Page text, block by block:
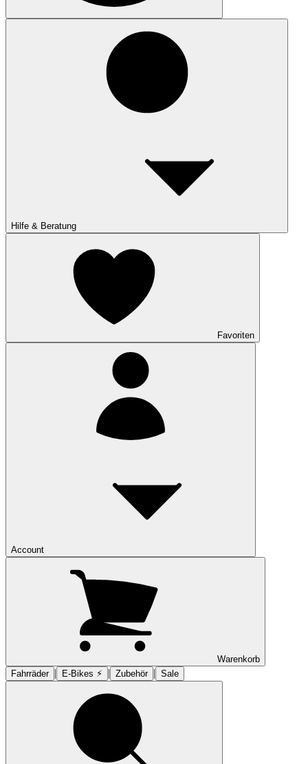
Hilfe & Beratung
Favoriten
Account
Warenkorb
Fahrräder | E-Bikes ⚡︎ | Zubehör | Sale